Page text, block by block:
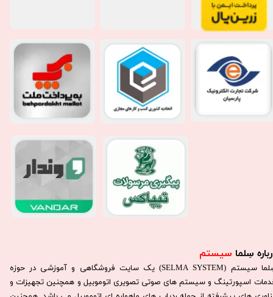
سِلما سیستم​​​​​​​
سِلما سيستم (SELMA SYSTEM) یک سایت فروشگاهی و آموزشی در حوزه
اسپورتینگ و سیستم های صوتی تصویری اتوموبیل و همچنین تجهیزات و